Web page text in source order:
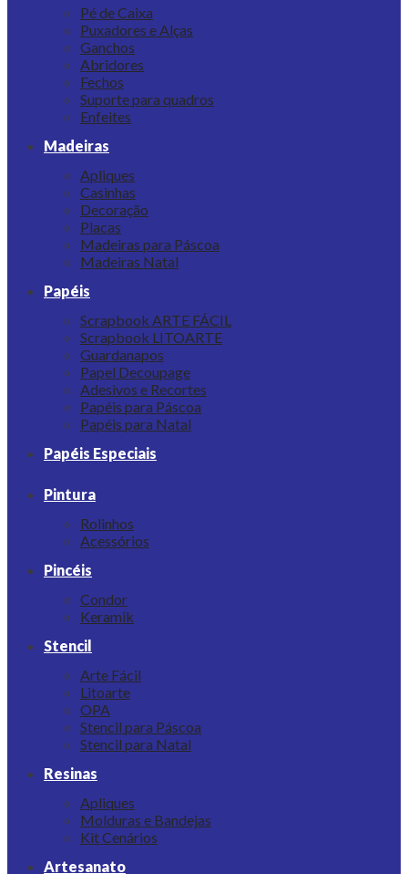
Pé de Caixa
Puxadores e Alças
Ganchos
Abridores
Fechos
Suporte para quadros
Enfeites
Madeiras
Apliques
Casinhas
Decoração
Placas
Madeiras para Páscoa
Madeiras Natal
Papéis
Scrapbook ARTE FÁCIL
Scrapbook LITOARTE
Guardanapos
Papel Decoupage
Adesivos e Recortes
Papéis para Páscoa
Papéis para Natal
Papéis Especiais
Pintura
Rolinhos
Acessórios
Pincéis
Condor
Keramik
Stencil
Arte Fácil
Litoarte
OPA
Stencil para Páscoa
Stencil para Natal
Resinas
Apliques
Molduras e Bandejas
Kit Cenários
Artesanato